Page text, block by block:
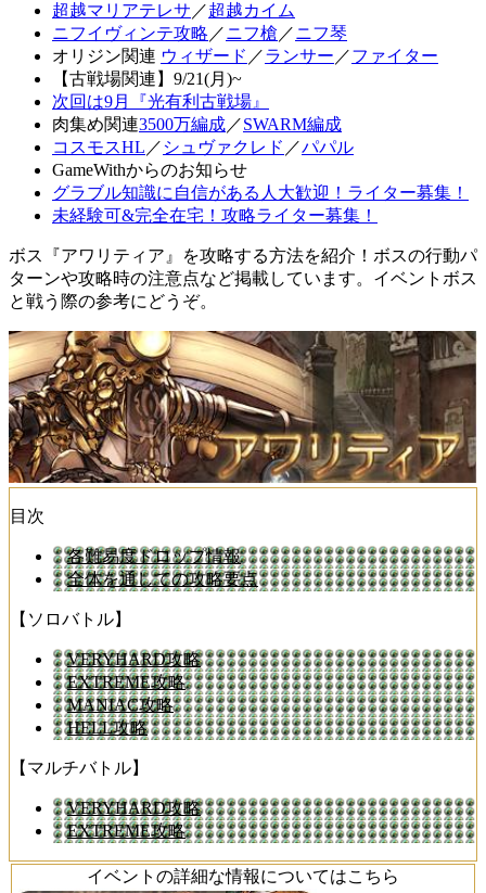
超越マリアテレサ ／超越カイム
ニフイヴィンテ攻略 ／ニフ槍 ／ニフ琴
オリジン関連 ウィザード ／ランサー ／ファイター
【古戦場関連】9/21(月)~
次回は9月『光有利古戦場』
肉集め関連3500万編成／SWARM編成
コスモスHL ／ シュヴァクレド ／パパル
GameWithからのお知らせ
グラブル知識に自信がある人大歓迎！ライター募集！
未経験可&完全在宅！攻略ライター募集！
ボス『アワリティア』を攻略する方法を紹介！ボスの行動パ
ターンや攻略時の注意点など掲載しています。イベントボス
と戦う際の参考にどうぞ。
目次
各難易度ドロップ情報
全体を通しての攻略要点
【ソロバトル】
VERYHARD攻略
EXTREME攻略
MANIAC攻略
HELL攻略
【マルチバトル】
VERYHARD攻略
EXTREME攻略
イベントの詳細な情報についてはこちら